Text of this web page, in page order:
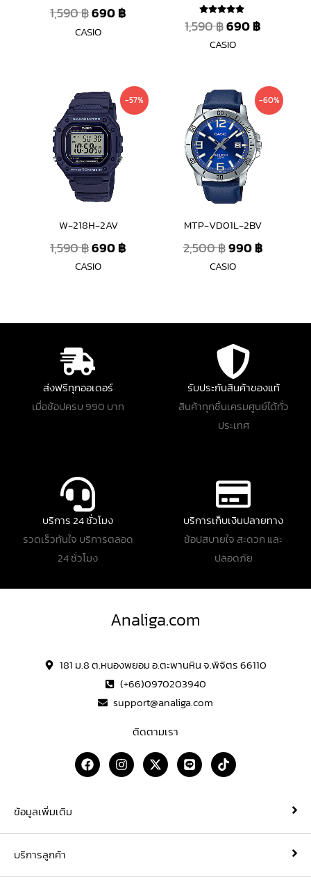
1,590฿690฿
CASIO
ให้คะแนน
5.00
คะแนน
1,590฿690฿
CASIO
-57%
W-218H-2AV
1,590฿
Original
price
was:
1,590 ฿.
690฿
Current
price
CASIO
-60%
MTP-VD01L-2BV
2,500฿
Original
price
was:
2,500 ฿.
990฿
Current
price
CASIO
ส่งฟรีทุกออเดอร์
เมื่อช้อปครบ 990 บาท
รับประกันสินค้าของแท้
สินค้าทุกชิ้นเครมศูนย์ได้ทั่ว
ประเทศ
บริการ 24 ชั่วโมง
รวดเร็วทันใจ บริการตลอด
24 ชั่วโมง
บริการเก็บเงินปลายทาง
ช้อปสบายใจ สะดวก และ
ปลอดภัย
Analiga.com
181 ม.8 ต.หนองพยอม อ.ตะพานหิน จ.พิจิตร 66110
(+66)0970203940
support@analiga.com
ติดตามเรา
F
a
c
o
I
n
s
r
X
-
t
t
L
i
n
T
i
k
ข้อมูลเพิ่มเติม
บริการลูกค้า